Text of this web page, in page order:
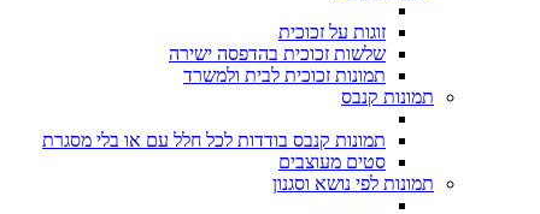
זוגות על זכוכית
שלשות זכוכית בהדפסה ישירה
תמונות זכוכית לבית ולמשרד
תמונות קנבס
תמונות קנבס בודדות לכל חלל עם או בלי מסגרת
סטים מעוצבים
תמונות לפי נושא וסגנון